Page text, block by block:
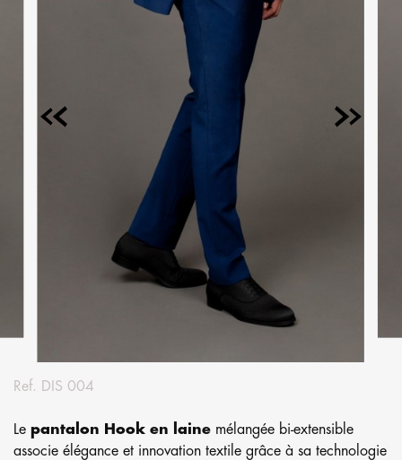
Ref. DIS 004
Le pantalon Hook en laine mélangée bi-extensible
associe élégance et innovation textile grâce à sa technologie